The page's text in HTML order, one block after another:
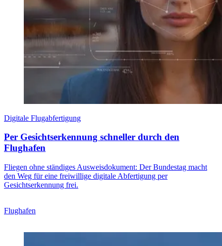
Digitale Flugabfertigung
Per Gesichtserkennung schneller durch den
Flughafen
Fliegen ohne ständiges Ausweisdokument: Der Bundestag macht
den Weg für eine freiwillige digitale Abfertigung per
Gesichtserkennung frei.
Flughafen